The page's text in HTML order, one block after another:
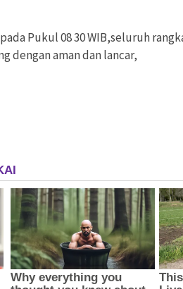
Pukul 08 30 WIB,seluruh
dengan aman dan lancar,